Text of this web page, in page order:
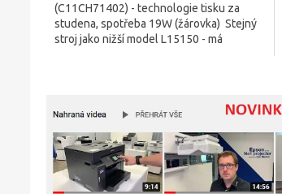
(C11CH71402) - technologie tisku za
studena, spotřeba 19W (žárovka) Stejný
stroj jako nižší model L15150 - má